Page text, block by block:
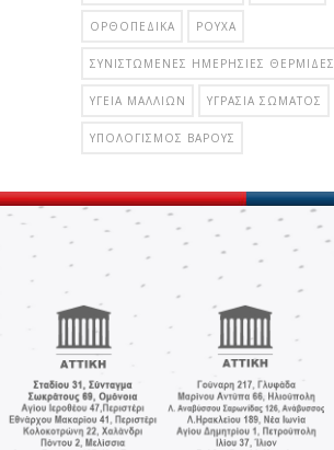
ΟΡΘΟΠΕΔΙΚΆ ΡΟΎΧΑ
ΣΥΝΙΣΤΏΜΕΝΕΣ ΗΜΕΡΉΣΙΕΣ ΘΕΡΜΊΔΕΣ
ΥΓΕΊΑ ΜΑΛΛΙΏΝ ΥΓΡΑΣΊΑ ΣΏΜΑΤΟΣ
ΥΠΟΛΟΓΙΣΜΌΣ ΒΆΡΟΥΣ